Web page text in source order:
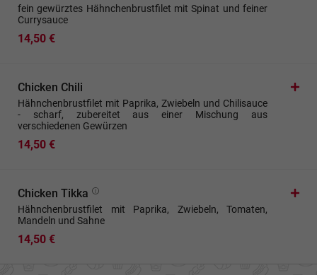
fein gewürztes Hähnchenbrustfilet mit Spinat und feiner
Currysauce
14,50 €
Chicken Chili
Hähnchenbrustfilet mit Paprika, Zwiebeln und Chilisauce
- scharf, zubereitet aus einer Mischung aus
verschiedenen Gewürzen
14,50 €
Chicken Tikka
Hähnchenbrustfilet mit Paprika, Zwiebeln, Tomaten,
Mandeln und Sahne
14,50 €